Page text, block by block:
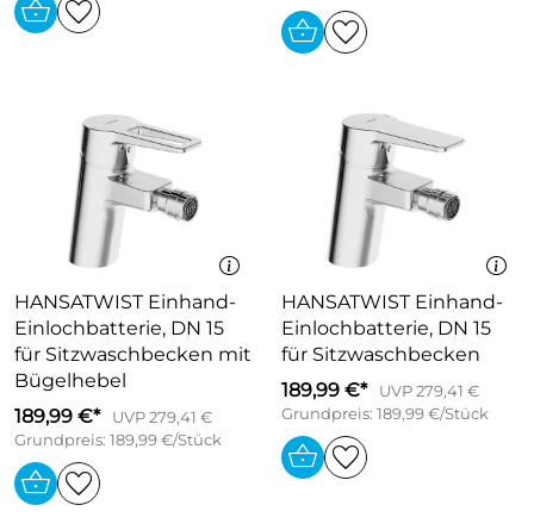
HANSATWIST Einhand-
Einlochbatterie, DN 15
für Sitzwaschbecken mit
Bügelhebel
189,99 €*
UVP 279,41 €
Grundpreis: 189,99 €/Stück
HANSATWIST Einhand-
Einlochbatterie, DN 15
für Sitzwaschbecken
189,99 €*
UVP 279,41 €
Grundpreis: 189,99 €/Stück